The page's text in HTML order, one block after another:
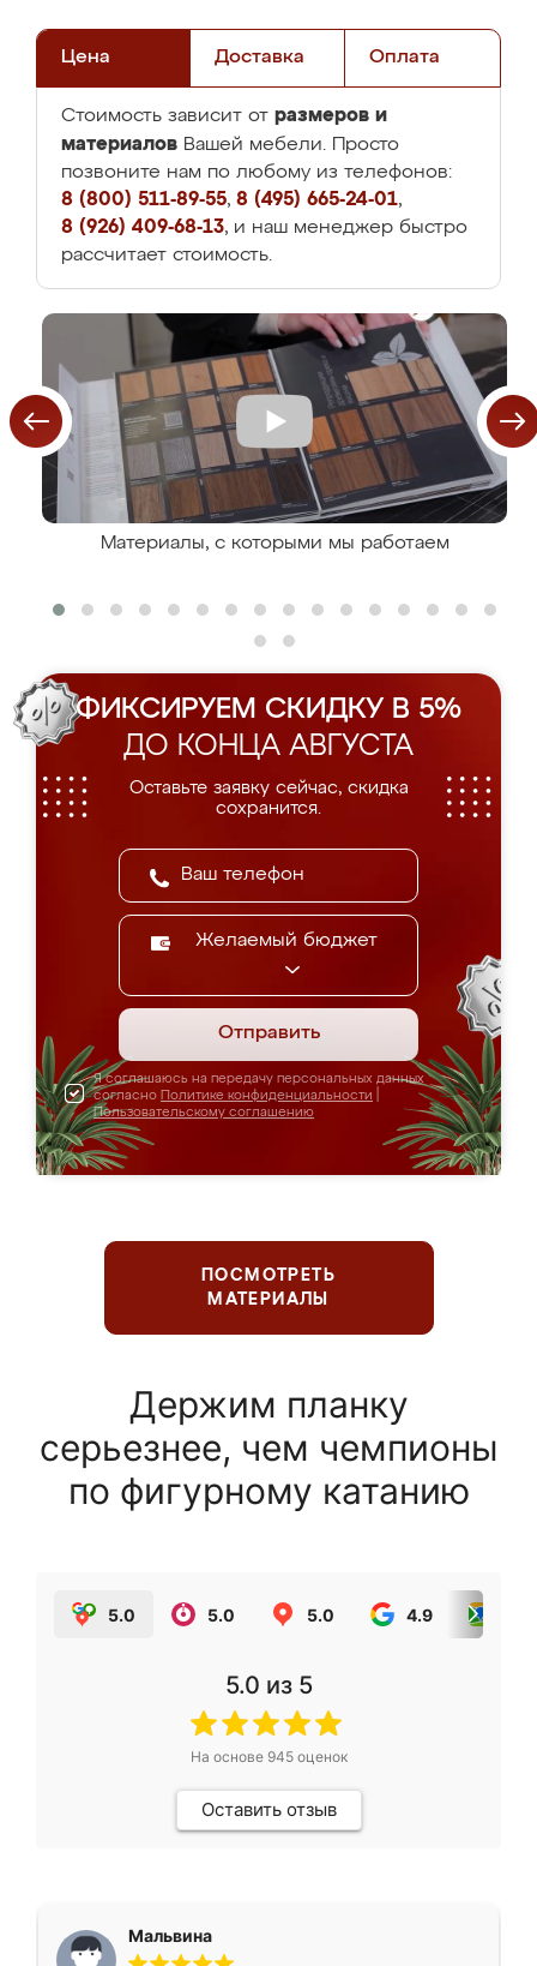
Цена Доставка Оплата
Стоимость зависит от размеров и
материалов Вашей мебели. Просто
позвоните нам по любому из телефонов:
8 (800) 511-89-55, 8 (495) 665-24-01,
8 (926) 409-68-13, и наш менеджер быстро
рассчитает стоимость.
Материалы, с которыми мы работаем
ФИКСИРУЕМ СКИДКУ В 5%
ДО КОНЦА АВГУСТА
Оставьте заявку сейчас, скидка
сохранится.
Желаемый бюджет
Отправить
Я соглашаюсь на передачу персональных данных
согласно Политике конфиденциальности
Пользовательскому соглашению
ПОСМОТРЕТЬ
МАТЕРИАЛЫ
Держим планку
серьезнее, чем чемпионы
по фигурному катанию
5.0 5.0 5.0 4.9
5.0 из 5
На основе 945оценок
Оставить отзыв
Мальвина